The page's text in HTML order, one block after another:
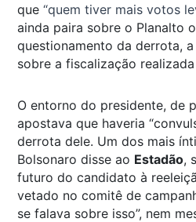
que “quem tiver mais votos
ainda paira sobre o Planalto
questionamento da derrota,
sobre a fiscalização
O entorno do presidente, de
apostava que haveria
derrota dele. Um dos mais
Bolsonaro disse ao Estadão,
futuro do candidato à
vetado no comitê de
se falava sobre isso”, nem